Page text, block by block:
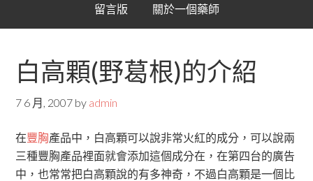
留言版 關於一個藥師
白高顆(野葛根)的介紹
7 6 月, 2007 by admin
在豐胸產品中，白高顆可以說非常火紅的成分，可以說兩
三種豐胸產品裡面就會添加這個成分在，在第四台的廣告
中，也常常把白高顆說的有多神奇，不過白高顆是一個比